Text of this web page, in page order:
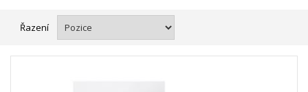
Řazení